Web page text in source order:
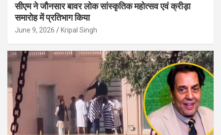
सीएम ने जौनसार बावर लोक सांस्कृतिक महोत्सव एवं क्रीड़ा
समारोह में प्रतिभाग किया
June 9, 2026 Kripal Singh